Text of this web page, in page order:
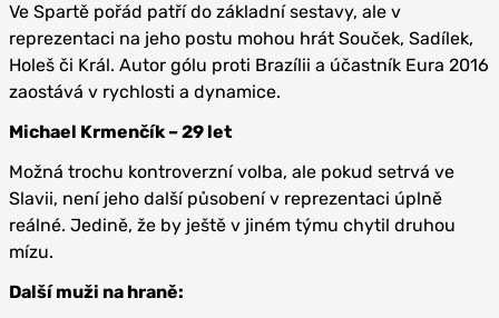
Ve Spartě pořád patří do základní sestavy, ale v
reprezentaci na jeho postu mohou hrát Souček, Sadílek,
Holeš či Král. Autor gólu proti Brazílii a účastník Eura 2016
zaostává v rychlosti a dynamice.
Michael Krmenčík – 29 let
Možná trochu kontroverzní volba, ale pokud setrvá ve
Slavii, není jeho další působení v reprezentaci úplně
reálné. Jedině, že by ještě v jiném týmu chytil druhou
mízu.
Další muži na hraně: